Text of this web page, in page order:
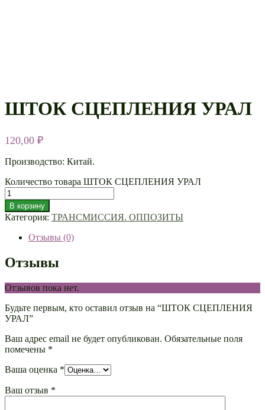
ШТОК СЦЕПЛЕНИЯ УРАЛ
120,00 ₽
Производство: Китай.
Количество товара ШТОК СЦЕПЛЕНИЯ УРАЛ
В корзину
Категория: ТРАНСМИССИЯ. ОППОЗИТЫ
Отзывы (0)
Отзывы
Отзывов пока нет.
Будьте первым, кто оставил отзыв на “ШТОК СЦЕПЛЕНИЯ
УРАЛ”
Ваш адрес email не будет опубликован. Обязательные поля
помечены *
Ваша оценка *
Ваш отзыв *